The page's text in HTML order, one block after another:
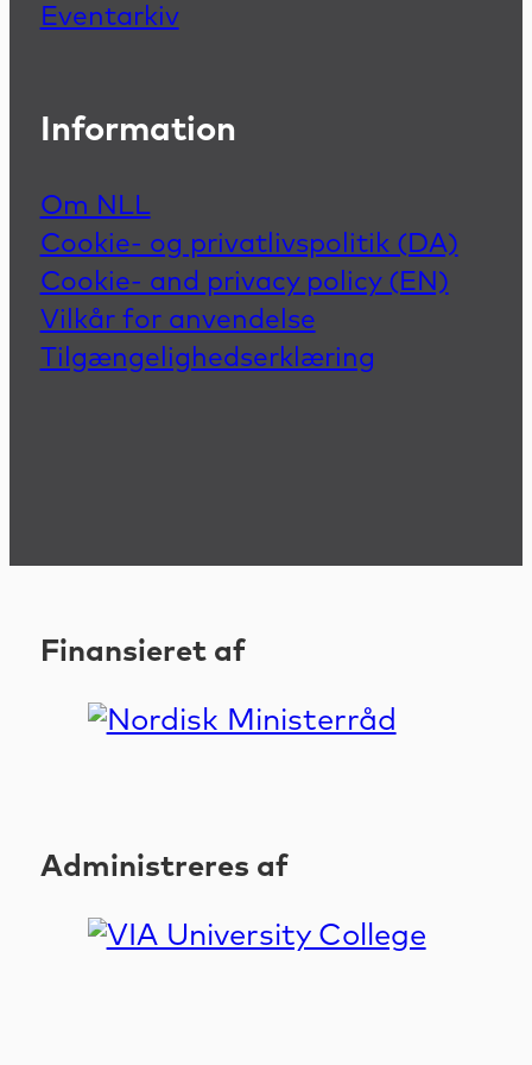
Eventarkiv
Information
Om NLL
Cookie- og privatlivspolitik (DA)
Cookie- and privacy policy (EN)
Vilkår for anvendelse
Tilgængelighedserklæring
Finansieret af
Administreres af